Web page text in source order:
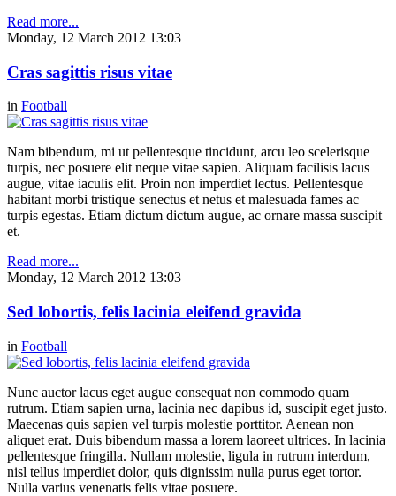
Read more...
Monday, 12 March 2012 13:03
Cras sagittis risus vitae
in Football
Nam bibendum, mi ut pellentesque tincidunt, arcu leo scelerisque
turpis, nec posuere elit neque vitae sapien. Aliquam facilisis lacus
augue, vitae iaculis elit. Proin non imperdiet lectus. Pellentesque
habitant morbi tristique senectus et netus et malesuada fames ac
turpis egestas. Etiam dictum dictum augue, ac ornare massa suscipit
et.
Read more...
Monday, 12 March 2012 13:03
Sed lobortis, felis lacinia eleifend gravida
in Football
Nunc auctor lacus eget augue consequat non commodo quam
rutrum. Etiam sapien urna, lacinia nec dapibus id, suscipit eget justo.
Maecenas quis sapien vel turpis molestie porttitor. Aenean non
aliquet erat. Duis bibendum massa a lorem laoreet ultrices. In lacinia
pellentesque fringilla. Nullam molestie, ligula in rutrum interdum,
nisl tellus imperdiet dolor, quis dignissim nulla purus eget tortor.
Nulla varius venenatis felis vitae posuere.